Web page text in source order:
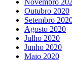
Outubro 2020
Setembro
Agosto 2020
Julho 2020
Junho 2020
Maio 2020